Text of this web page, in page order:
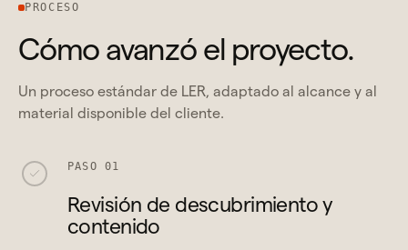
PROCESO
Cómo avanzó el proyecto.
Un proceso estándar de LER, adaptado al alcance y al
material disponible del cliente.
PASO 01
Revisión de descubrimiento y
contenido